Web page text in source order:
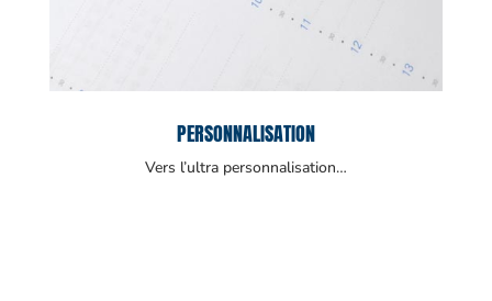
PERSONNALISATION
Vers l’ultra personnalisation…